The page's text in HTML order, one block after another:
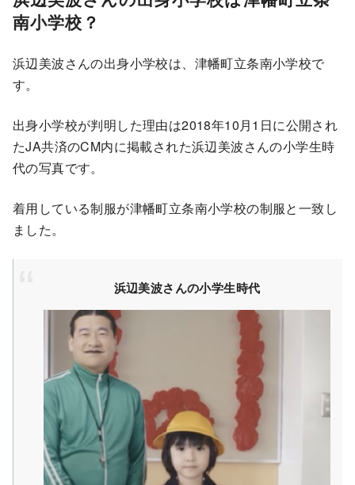
南小学校？
浜辺美波さんの出身小学校は、津幡町立条南小学校で
す。
出身小学校が判明した理由は2018年10月1日に公開され
たJA共済のCM内に掲載された浜辺美波さんの小学生時
代の写真です。
着用している制服が津幡町立条南小学校の制服と一致し
ました。
浜辺美波さんの小学生時代